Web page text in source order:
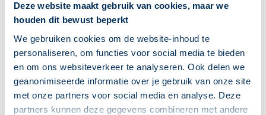
Deze website maakt gebruik van cookies, maar we
houden dit bewust beperkt
We gebruiken cookies om de website-inhoud te
personaliseren, om functies voor social media te bieden
en om ons websiteverkeer te analyseren. Ook delen we
geanonimiseerde informatie over je gebruik van onze site
met onze partners voor social media en analyse. Deze
partners kunnen deze gegevens combineren met andere
voor onze klanten en werken intensief met elkaar samen. Dit
bijdrage wordt gewaardeerd. Ook krijg je veel mogelijkheden
voor (persoonlijke) ontwikkeling.
Wat ga je bij ons doen?
In algemene zin ben je in jouw toekomstige functie